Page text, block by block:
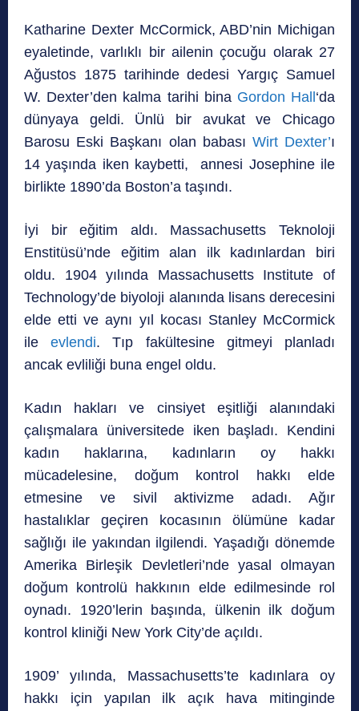
Katharine Dexter McCormick, ABD’nin Michigan
eyaletinde, varlıklı bir ailenin çocuğu olarak 27
Ağustos 1875 tarihinde dedesi Yargıç Samuel
W. Dexter’den kalma tarihi bina Gordon Hall‘da
dünyaya geldi. Ünlü bir avukat ve Chicago
Barosu Eski Başkanı olan babası Wirt Dexter’ı
14 yaşında iken kaybetti, annesi Josephine ile
birlikte 1890’da Boston’a taşındı.
İyi bir eğitim aldı. Massachusetts Teknoloji
Enstitüsü’nde eğitim alan ilk kadınlardan biri
oldu. 1904 yılında Massachusetts Institute of
Technology’de biyoloji alanında lisans derecesini
elde etti ve aynı yıl kocası Stanley McCormick
ileevlendi. Tıp fakültesine gitmeyi planladı
ancak evliliği buna engel oldu.
Kadın hakları ve cinsiyet eşitliği alanındaki
çalışmalara üniversitede iken başladı. Kendini
kadın haklarına, kadınların oy hakkı
mücadelesine, doğum kontrol hakkı elde
etmesine ve sivil aktivizme adadı. Ağır
hastalıklar geçiren kocasının ölümüne kadar
sağlığı ile yakından ilgilendi. Yaşadığı dönemde
Amerika Birleşik Devletleri’nde yasal olmayan
doğum kontrolü hakkının elde edilmesinde rol
oynadı. 1920’lerin başında, ülkenin ilk doğum
kontrol kliniği New York City’de açıldı.
1909’ yılında, Massachusetts’te kadınlara oy
hakkı için yapılan ilk açık hava mitinginde